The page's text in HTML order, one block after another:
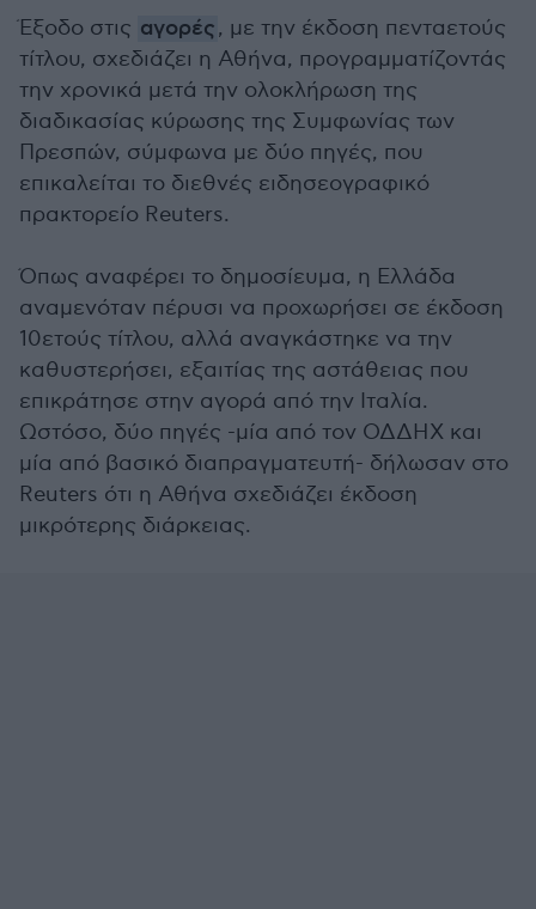
Έξοδο στις αγορές, με την έκδοση πενταετούς
τίτλου, σχεδιάζει η Αθήνα, προγραμματίζοντάς
την χρονικά μετά την ολοκλήρωση της
διαδικασίας κύρωσης της Συμφωνίας των
Πρεσπών, σύμφωνα με δύο πηγές, που
επικαλείται το διεθνές ειδησεογραφικό
πρακτορείο Reuters.
Όπως αναφέρει το δημοσίευμα, η Ελλάδα
αναμενόταν πέρυσι να προχωρήσει σε έκδοση
10ετούς τίτλου, αλλά αναγκάστηκε να την
καθυστερήσει, εξαιτίας της αστάθειας που
επικράτησε στην αγορά από την Ιταλία.
Ωστόσο, δύο πηγές -μία από τον ΟΔΔΗΧ και
μία από βασικό διαπραγματευτή- δήλωσαν στο
Reuters ότι η Αθήνα σχεδιάζει έκδοση
μικρότερης διάρκειας.